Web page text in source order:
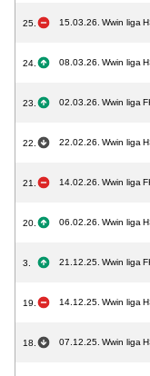
25. 15.03.26. Wwin liga
24. 08.03.26. Wwin liga
23. 02.03.26. Wwin liga
22. 22.02.26. Wwin liga
21. 14.02.26. Wwin liga
20. 06.02.26. Wwin liga
3. 21.12.25. Wwin liga
19. 14.12.25. Wwin liga
18. 07.12.25. Wwin liga